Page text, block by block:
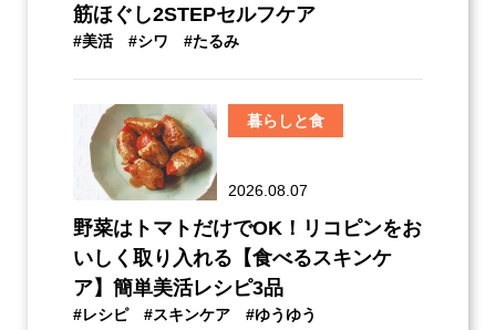
筋ほぐし2STEPセルフケア
#美活 #シワ #たるみ
暮らしと食
2026.08.07
野菜はトマトだけでOK！リコピンをお
いしく取り入れる【食べるスキンケ
ア】簡単美活レシピ3品
#レシピ #スキンケア #ゆうゆう